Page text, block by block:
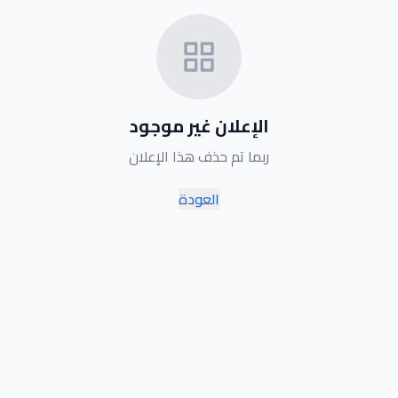
الإعلان غير موجود
ربما تم حذف هذا الإعلان
العودة